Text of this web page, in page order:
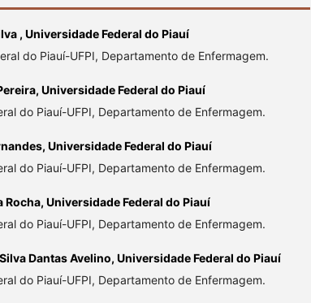
, Universidade Federal do Piauí
do Piauí-UFPI, Departamento de Enfermagem.
Universidade Federal do Piauí
do Piauí-UFPI, Departamento de Enfermagem.
Universidade Federal do Piauí
do Piauí-UFPI, Departamento de Enfermagem.
Rocha, Universidade Federal do Piauí
do Piauí-UFPI, Departamento de Enfermagem.
Dantas Avelino, Universidade Federal do Piauí
do Piauí-UFPI, Departamento de Enfermagem.